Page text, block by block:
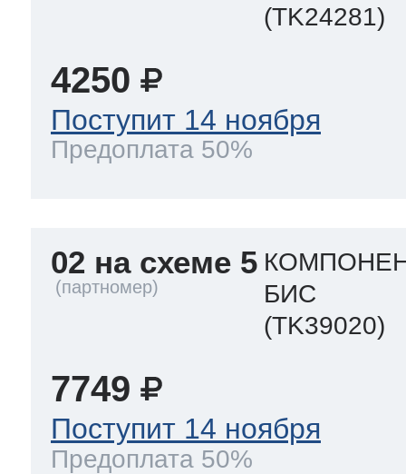
(TK24281)
4250
Поступит 14 ноября
Предоплата 50%
02 на схеме 5
БИС
(TK39020)
7749
Поступит 14 ноября
Предоплата 50%